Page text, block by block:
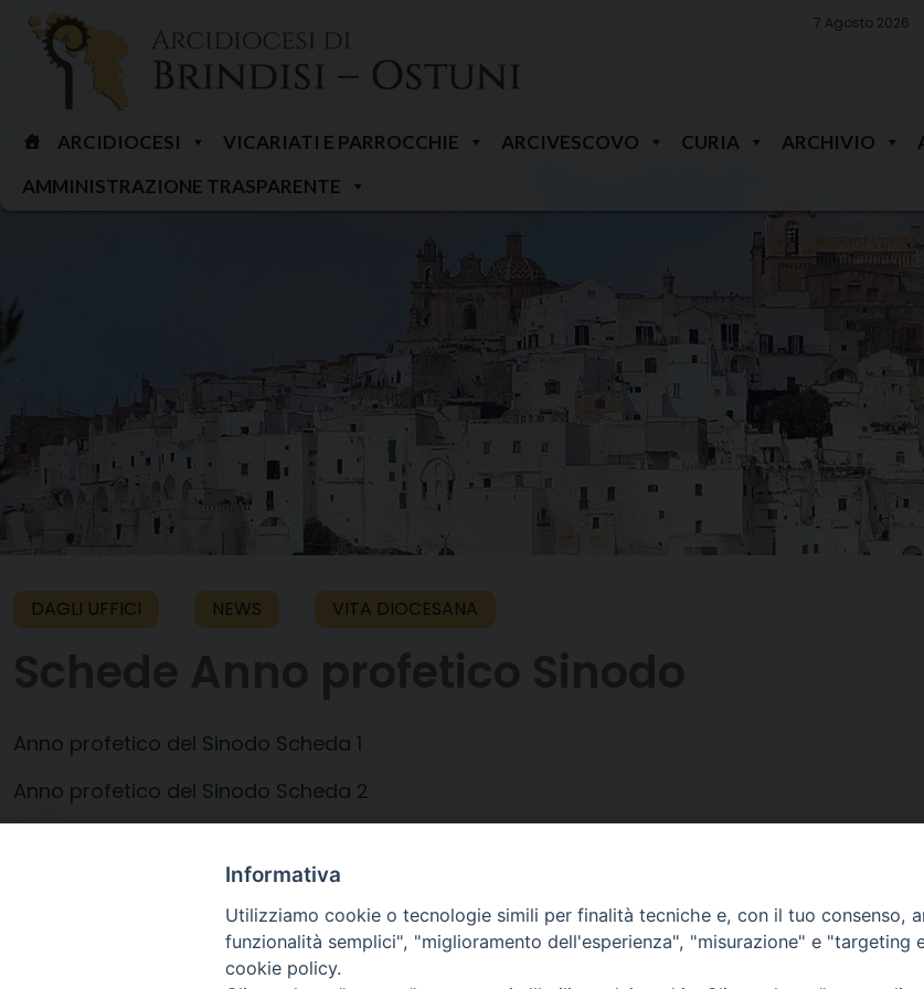
Skip
content
7 Agosto 2026
ARCIDIOCESI VICARIATI E PARROCCHIE ARCIVESCOVO CURIA ARCHIVIO
AMMINISTRAZIONE TRASPARENTE
DAGLI UFFICI NEWS VITA DIOCESANA
Anno profetico del Sinodo Scheda 1
Anno profetico del Sinodo Scheda 2
Informativa
Utilizziamo cookie o tecnologie simili per finalità tecniche e, con il tuo consenso,
funzionalità semplici", "miglioramento dell'esperienza", "misurazione" e "targeting
cookie policy.